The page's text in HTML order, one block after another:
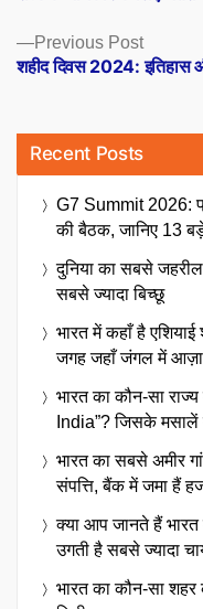
Previous PostPrevious
post:
शहीद दिवस 2024: इतिहास
Recent Posts
G7 Summit 2026:
की बैठक, जानिए 13
दुनिया का सबसे
सबसे ज्यादा बिच्छू
भारत में कहाँ है
जगह जहाँ जंगल में
भारत का कौन-सा
India”? जिसके मसालें
भारत का सबसे अमीर
संपत्ति, बैंक में जमा हैं
क्या आप जानते हैं
उगती है सबसे ज्यादा
भारत का कौन-सा शहर